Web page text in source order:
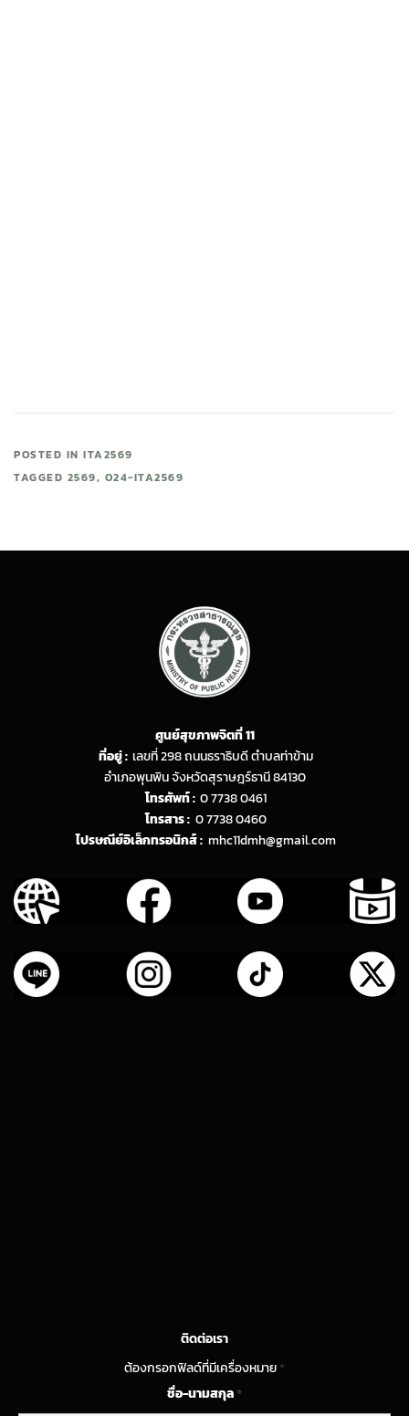
POSTED IN ITA2569
TAGGED 2569, O24-ITA2569
ศูนย์สุขภาพจิตที่ 11
ที่อยู่ : เลขที่ 298 ถนนธราธิบดี ตำบลท่าข้าม
อำเภอพุนพิน จังหวัดสุราษฎร์ธานี 84130
โทรศัพท์ : 0 7738 0461
โทรสาร : 0 7738 0460
ไปรษณีย์อิเล็กทรอนิกส์ : mhc11dmh@gmail.com
ติดต่อเรา
ต้องกรอกฟิลด์ที่มีเครื่องหมาย*
ชื่อ-นามสกุล*